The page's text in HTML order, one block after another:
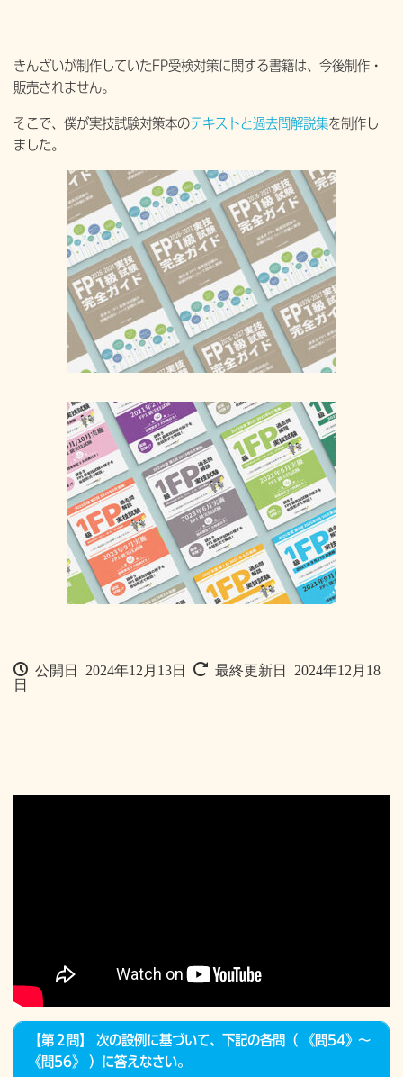
きんざいが制作していたFP受検対策に関する書籍は、今後制作・
販売されません。
そこで、僕が実技試験対策本のテキストと過去問解説集を制作し
ました。
公開日 2024年12月13日
最終更新日 2024年12月18
日
【第２問】 次の設例に基づいて、下記の各問（ 《問54》～
《問56》 ）に答えなさい。